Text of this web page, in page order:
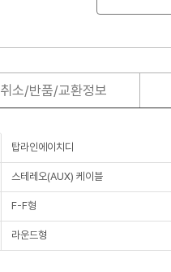
취소/반품/교환정보
탑라인에이치디
스테레오(AUX) 케이블
F-F형
라운드형